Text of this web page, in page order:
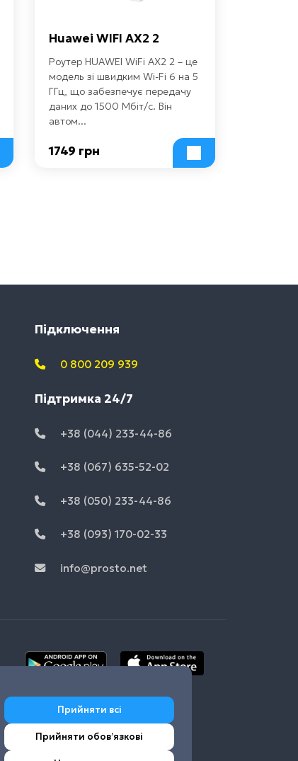
Huawei WIFI AX2 2
Роутер HUAWEI WiFi AX2 2 – це
модель зі швидким Wi-Fi 6 на 5
ГГц, що забезпечує передачу
даних до 1500 Мбіт/с. Він
автом...
1749 грн
Підключення
0 800 209 939
Підтримка 24/7
+38 (044) 233-44-86
+38 (067) 635-52-02
+38 (050) 233-44-86
+38 (093) 170-02-33
info@prosto.net
Прийняти всі
Прийняти обовʼязкові